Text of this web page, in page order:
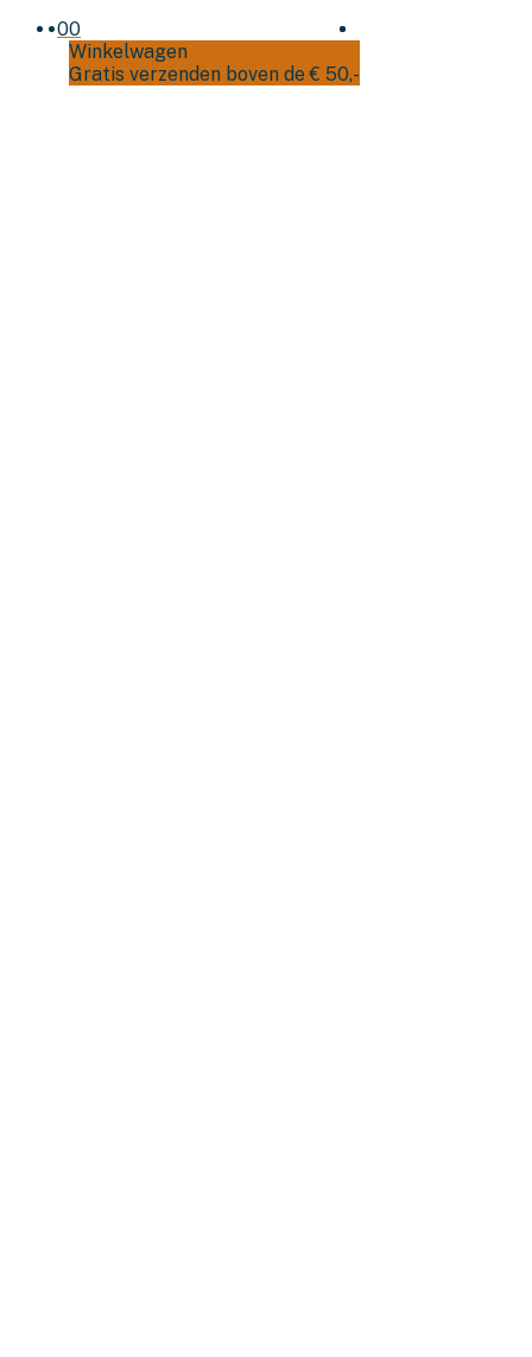
00
Winkelwagen
Gratis verzenden boven de € 50,-